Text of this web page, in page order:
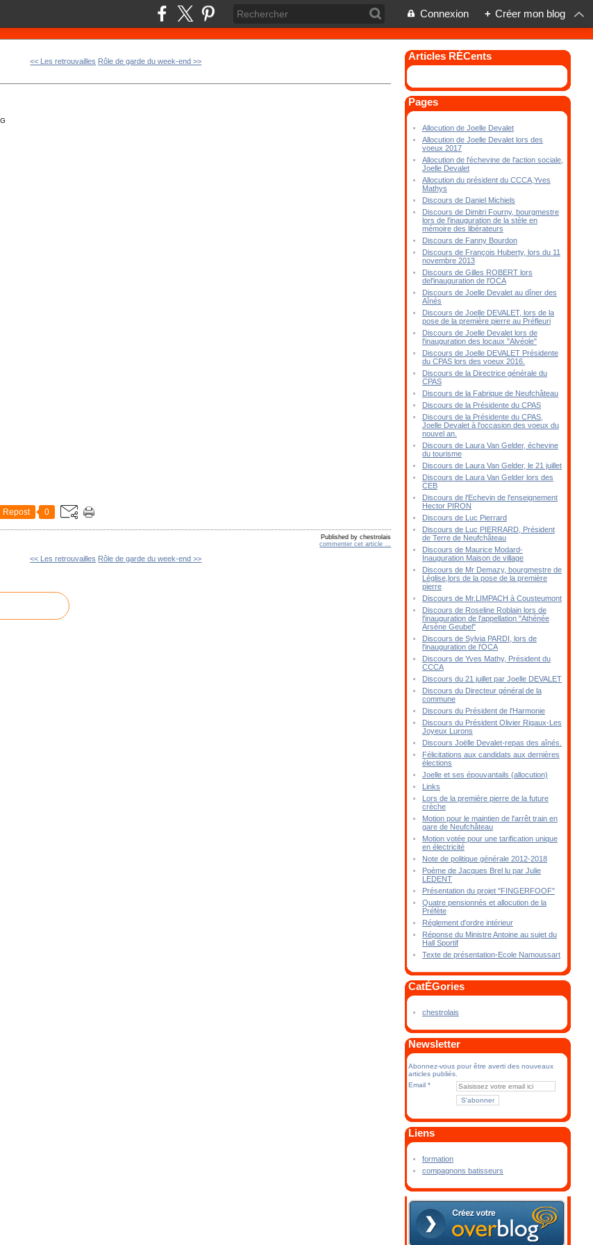
Connexion + Créer mon blog
<< Les retrouvailles Rôle de garde du week-end >>
Repost 0
Published by chestrolais
commenter cet article
<< Les retrouvailles Rôle de garde du week-end >>
Articles RÉCents
Pages
Allocution de Joelle Devalet
Allocution de Joelle Devalet lors des
voeux 2017
Allocution de l'échevine de l'action sociale,
Joelle Devalet
Allocution du président du CCCA,Yves
Mathys
Discours de Daniel Michiels
Discours de Dimitri Fourny, bourgmestre
lors de l'inauguration de la stèle en
mémoire des libérateurs
Discours de Fanny Bourdon
Discours de François Huberty, lors du 11
novembre 2013
Discours de Gilles ROBERT lors
del'inauguration de l'OCA
Discours de Joelle Devalet au dîner des
Aînés
Discours de Joelle DEVALET, lors de la
pose de la première pierre au Préfleuri
Discours de Joelle Devalet lors de
l'inauguration des locaux "Alvéole"
Discours de Joelle DEVALET Présidente
du CPAS lors des voeux 2016.
Discours de la Directrice générale du
CPAS
Discours de la Fabrique de Neufchâteau
Discours de la Présidente du CPAS
Discours de la Présidente du CPAS,
Joelle Devalet à l'occasion des voeux du
nouvel an.
Discours de Laura Van Gelder, échevine
du tourisme
Discours de Laura Van Gelder, le 21 juillet
Discours de Laura Van Gelder lors des
CEB
Discours de l'Echevin de l'enseignement
Hector PIRON
Discours de Luc Pierrard
Discours de Luc PIERRARD, Président
de Terre de Neufchâteau
Discours de Maurice Modard-
Inauguration Maison de village
Discours de Mr Demazy, bourgmestre de
Léglise,lors de la pose de la première
pierre
Discours de Mr.LIMPACH à Cousteumont
Discours de Roseline Roblain lors de
l'inauguration de l'appellation "Athénée
Arsène Geubel"
Discours de Sylvia PARDI, lors de
l'inauguration de l'OCA
Discours de Yves Mathy, Président du
CCCA
Discours du 21 juillet par Joelle DEVALET
Discours du Directeur général de la
commune
Discours du Président de l'Harmonie
Discours du Président Olivier Rigaux-Les
Joyeux Lurons
Discours Joëlle Devalet-repas des aînés.
Félicitations aux candidats aux dernières
élections
Joelle et ses épouvantails (allocution)
Links
Lors de la première pierre de la future
crèche
Motion pour le maintien de l'arrêt train en
gare de Neufchâteau
Motion votée pour une tarification unique
en électricité
Note de politique générale 2012-2018
Poème de Jacques Brel lu par Julie
LEDENT
Présentation du projet "FINGERFOOF"
Quatre pensionnés et allocution de la
Préfète
Réglement d'ordre intérieur
Réponse du Ministre Antoine au sujet du
Hall Sportif
Texte de présentation-Ecole Namoussart
CatÉGories
chestrolais
Newsletter
Abonnez-vous pour être averti des nouveaux
articles publiés.
Email
Liens
formation
compagnons batisseurs